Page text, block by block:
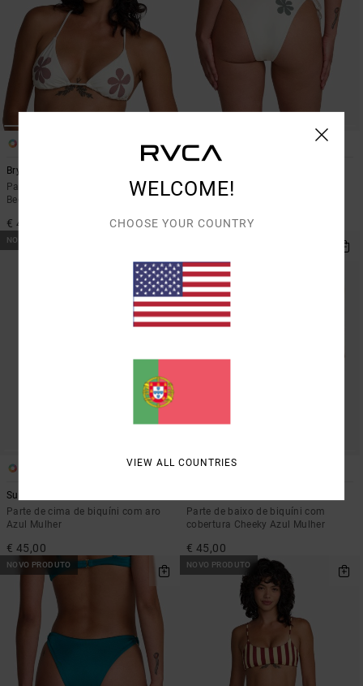
Bryce Baker
Parte de cima de biquíni triangular
Bege Mulher
€ 45,00
Parte de baixo de biquíni com
cobertura média Bege Mulher
€ 45,00
NOVO PRODUTO
Sun Tides 90S
Parte de cima de biquíni com aro
Azul Mulher
€ 45,00
1
Parte de baixo de biquíni com
cobertura Cheeky Azul Mulher
€ 45,00
NOVO PRODUTO NOVO PRODUTO
WELCOME!
CHOOSE YOUR COUNTRY
VIEW ALL COUNTRIES